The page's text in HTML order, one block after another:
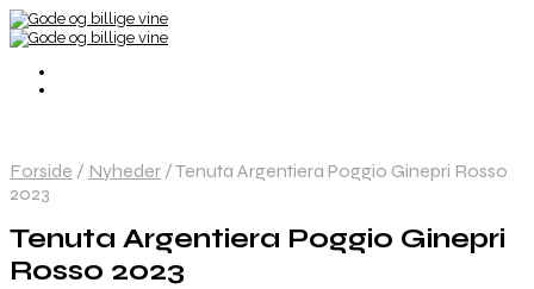
Forside / Nyheder /Tenuta Argentiera Poggio Ginepri Rosso
2023
Tenuta Argentiera Poggio Ginepri
Rosso 2023